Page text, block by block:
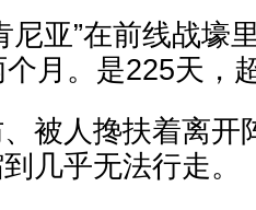
尼亚”在前线战壕
月。是225天，
被人搀扶着离开
几乎无法行走。